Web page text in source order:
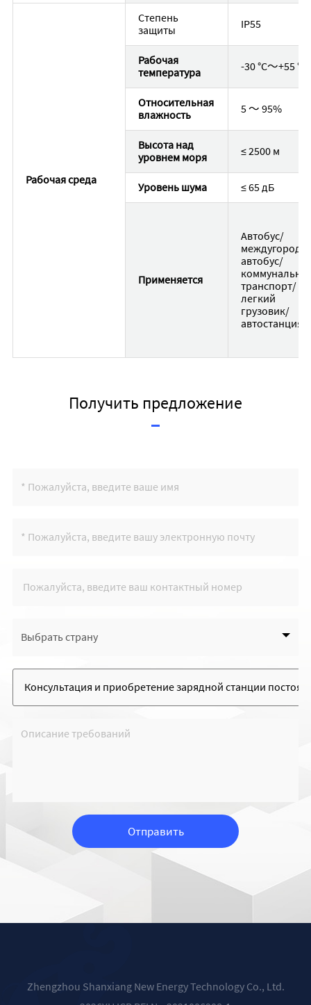
Рабочая среда
Степень
защиты
IP55
Рабочая
температура
-30 °C〜+55 °C
Относительная
влажность
5 〜 95%
Высота над
уровнем моря
≤ 2500 м
Уровень шума ≤ 65 дБ
Применяется
Автобус/
автобус/
транспорт/
легкий
грузовик/
автостанция
Получить предложение
Выбрать страну
Отправить
Zhengzhou Shanxiang New Energy Technology Co., Ltd.